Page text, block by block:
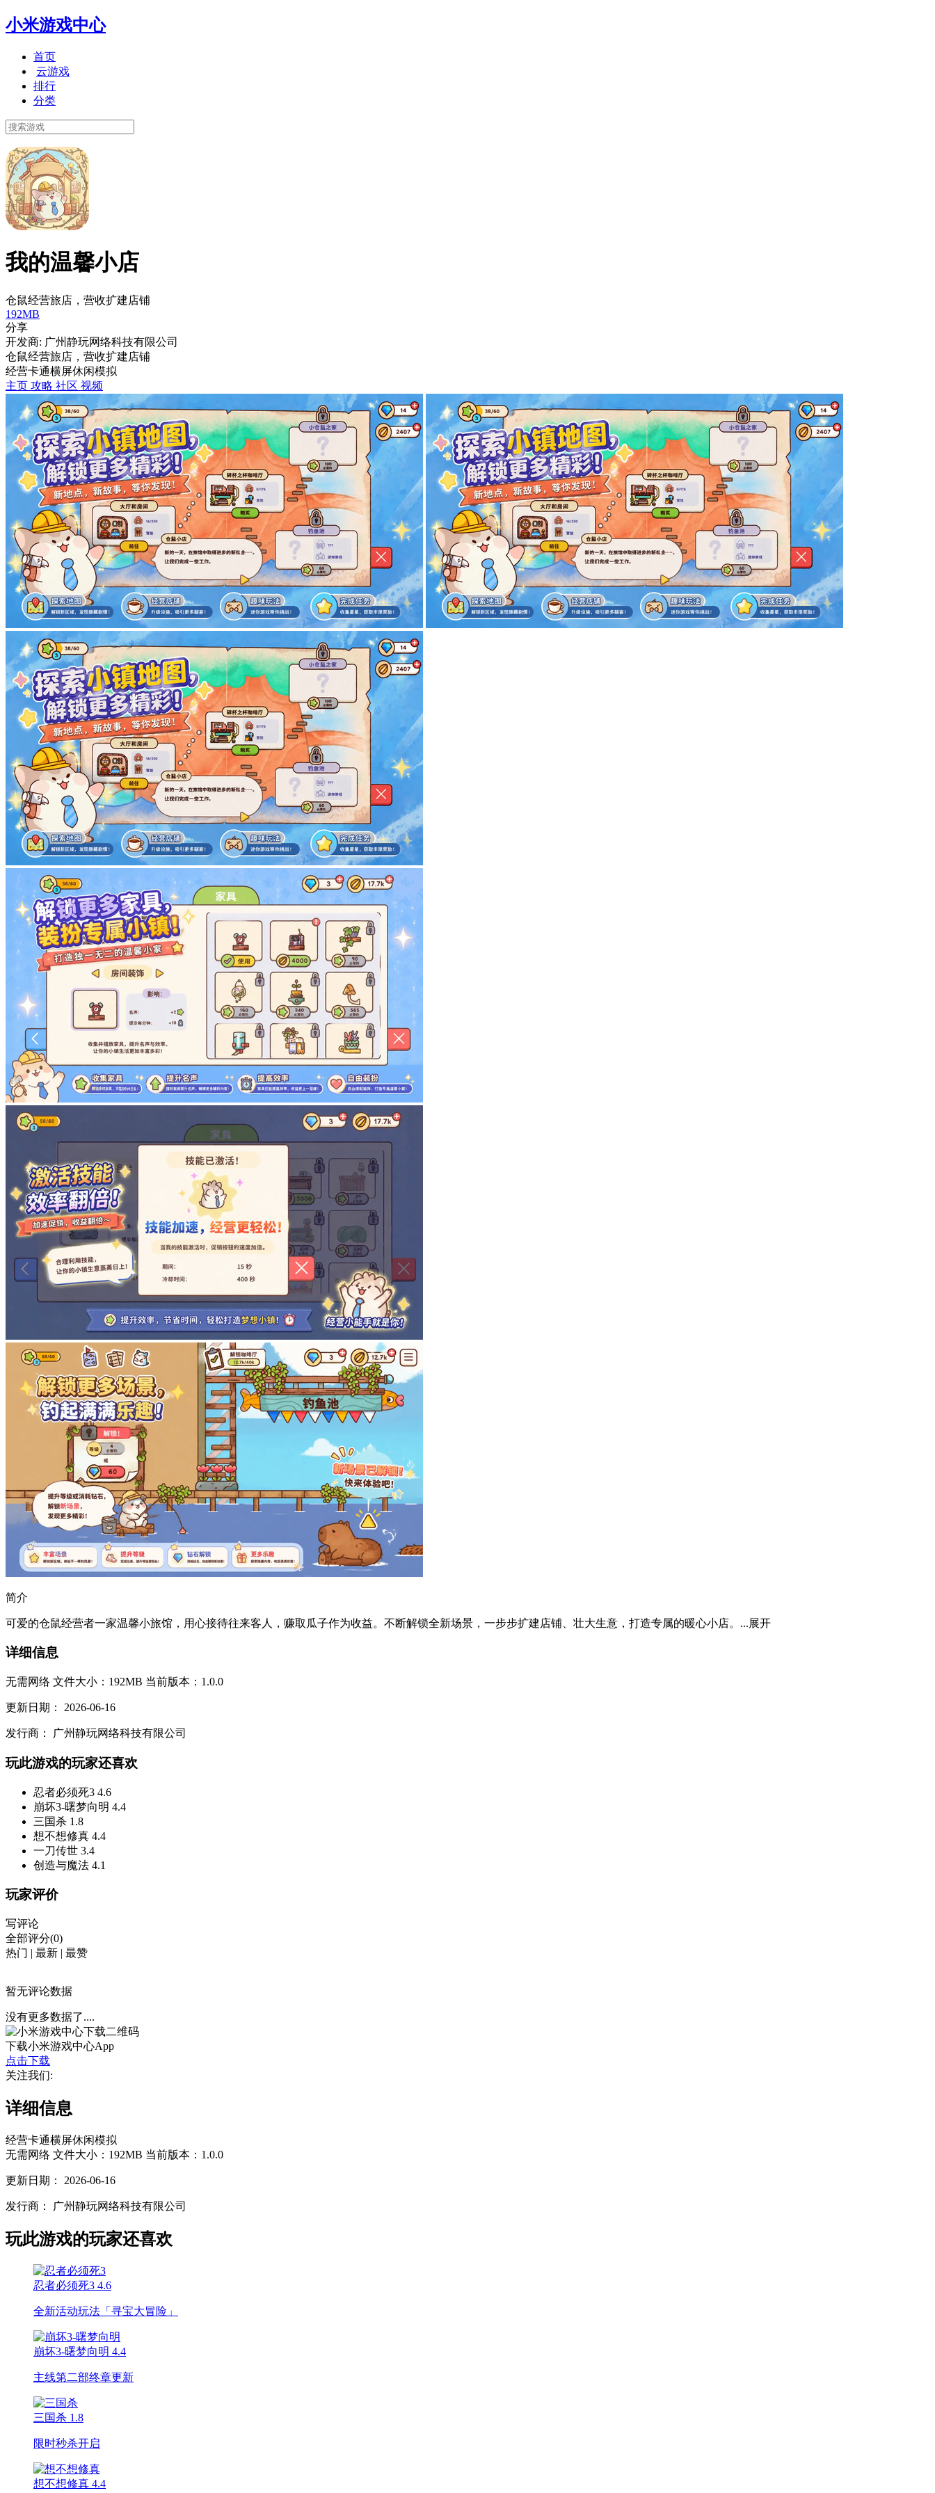
小米游戏中心
首页
云游戏
排行
分类
我的温馨小店
仓鼠经营旅店，营收扩建店铺
192MB
分享
开发商: 广州静玩网络科技有限公司
仓鼠经营旅店，营收扩建店铺
经营卡通横屏休闲模拟
主页 攻略 社区 视频
简介
可爱的仓鼠经营者一家温馨小旅馆，用心接待往来客人，赚取瓜子作为收益。不断解锁全新场景，一步步扩建店铺、壮大生意，打造专属的暖心小店。...展开
详细信息
无需网络 文件大小：192MB 当前版本：1.0.0
更新日期： 2026-06-16
发行商： 广州静玩网络科技有限公司
玩此游戏的玩家还喜欢
忍者必须死3 4.6
崩坏3-曙梦向明 4.4
三国杀 1.8
想不想修真 4.4
一刀传世 3.4
创造与魔法 4.1
玩家评价
写评论
全部评分(0)
热门 | 最新 | 最赞
暂无评论数据
没有更多数据了....
下载小米游戏中心App
点击下载
关注我们:
详细信息
经营卡通横屏休闲模拟
无需网络 文件大小：192MB 当前版本：1.0.0
更新日期： 2026-06-16
发行商： 广州静玩网络科技有限公司
玩此游戏的玩家还喜欢
忍者必须死3 4.6
全新活动玩法「寻宝大冒险」
崩坏3-曙梦向明 4.4
主线第二部终章更新
三国杀 1.8
限时秒杀开启
想不想修真 4.4